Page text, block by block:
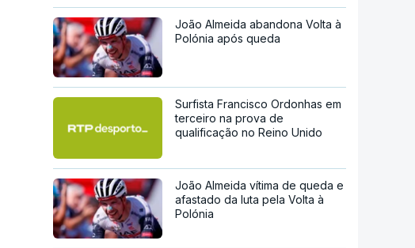
João Almeida abandona Volta à
Polónia após queda
Surfista Francisco Ordonhas em
terceiro na prova de
qualificação no Reino Unido
João Almeida vítima de queda e
afastado da luta pela Volta à
Polónia